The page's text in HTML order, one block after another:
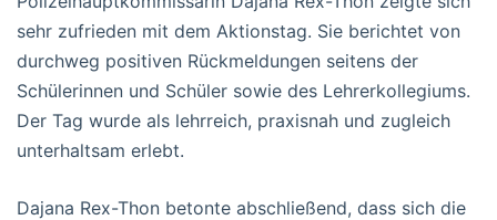
sehr zufrieden mit dem Aktionstag. Sie berichtet von
durchweg positiven Rückmeldungen seitens der
Schülerinnen und Schüler sowie des Lehrerkollegiums.
Der Tag wurde als lehrreich, praxisnah und zugleich
unterhaltsam erlebt.
Dajana Rex-Thon betonte abschließend, dass sich die